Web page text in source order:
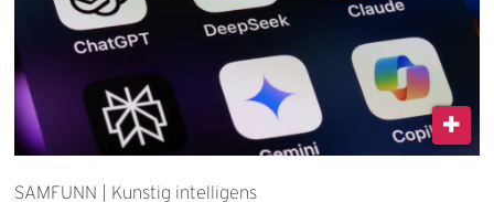
SAMFUNN | Kunstig intelligens